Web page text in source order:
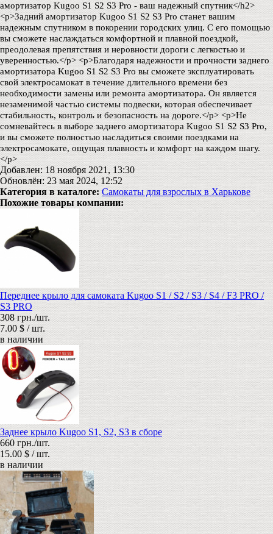
амортизатор Kugoo S1 S2 S3 Pro - ваш надежный спутник</h2>
<p>Задний амортизатор Kugoo S1 S2 S3 Pro станет вашим
надежным спутником в покорении городских улиц. С его помощью
вы сможете наслаждаться комфортной и плавной поездкой,
преодолевая препятствия и неровности дороги с легкостью и
уверенностью.</p> <p>Благодаря надежности и прочности заднего
амортизатора Kugoo S1 S2 S3 Pro вы сможете эксплуатировать
свой электросамокат в течение длительного времени без
необходимости замены или ремонта амортизатора. Он является
незаменимой частью системы подвески, которая обеспечивает
стабильность, контроль и безопасность на дороге.</p> <p>Не
сомневайтесь в выборе заднего амортизатора Kugoo S1 S2 S3 Pro,
и вы сможете полностью насладиться своими поездками на
электросамокате, ощущая плавность и комфорт на каждом шагу.
</p>
Добавлен: 18 ноября 2021, 13:30
Обновлён: 23 мая 2024, 12:52
Категория в каталоге: Самокаты для взрослых в Харькове
Похожие товары компании:
Переднее крыло для самоката Kugoo S1 / S2 / S3 / S4 / F3 PRO /
S3 PRO
308 грн./шт.
7.00 $ / шт.
в наличии
Заднее крыло Kugoo S1, S2, S3 в сборе
660 грн./шт.
15.00 $ / шт.
в наличии